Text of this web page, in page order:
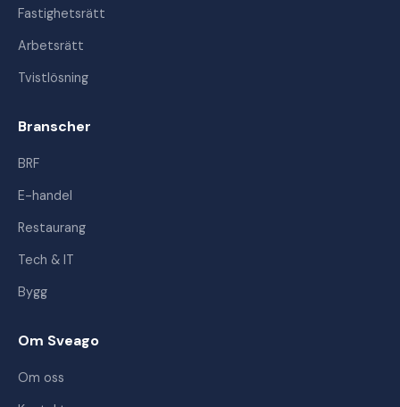
Fastighetsrätt
Arbetsrätt
Tvistlösning
Branscher
BRF
E-handel
Restaurang
Tech & IT
Bygg
Om Sveago
Om oss